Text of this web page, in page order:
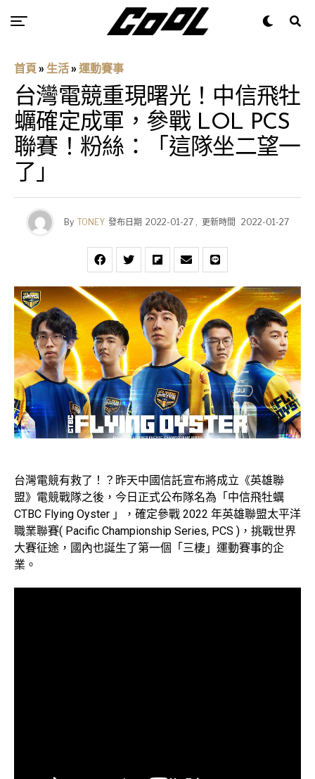
首頁 » 生活 » 運動賽事
台灣電競重現曙光！中信飛牡
蠣確定成軍，參戰 LOL PCS
聯賽！粉絲：「這隊坐二望一
了」
By TONEY 發布日期 2022-01-27 , 更新時間 2022-01-27
台灣電競有救了！？昨天中國信託宣布將成立《英雄聯
盟》電競戰隊之後，今日正式公布隊名為「中信飛牡蠣
CTBC Flying Oyster 」，確定參戰 2022 年英雄聯盟太平洋
職業聯賽( Pacific Championship Series, PCS )，挑戰世界
大賽征途，國內也誕生了第一個「三棲」運動賽事的企
業。